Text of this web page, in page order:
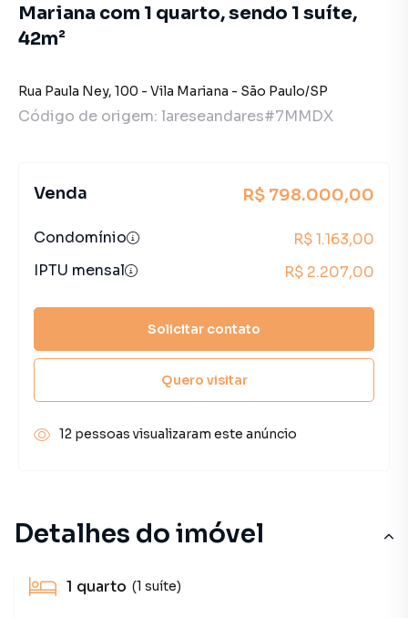
Detalhes do imóvel
1 quarto (1 suíte)
Mariana com 1 quarto, sendo 1 suíte,
42m²
Rua Paula Ney, 100 - Vila Mariana - São Paulo/SP
Código de origem: lareseandares#7MMDX
Venda R$ 798.000,00
Condomínio
R$ 1.163,00
IPTU mensal
R$ 2.207,00
Solicitar contato
Quero visitar
12 pessoas visualizaram este anúncio